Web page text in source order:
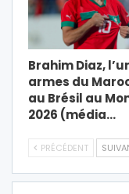
Brahim Diaz,
armes du
au Brésil au
2026 (média…
PRÉCÉDENT